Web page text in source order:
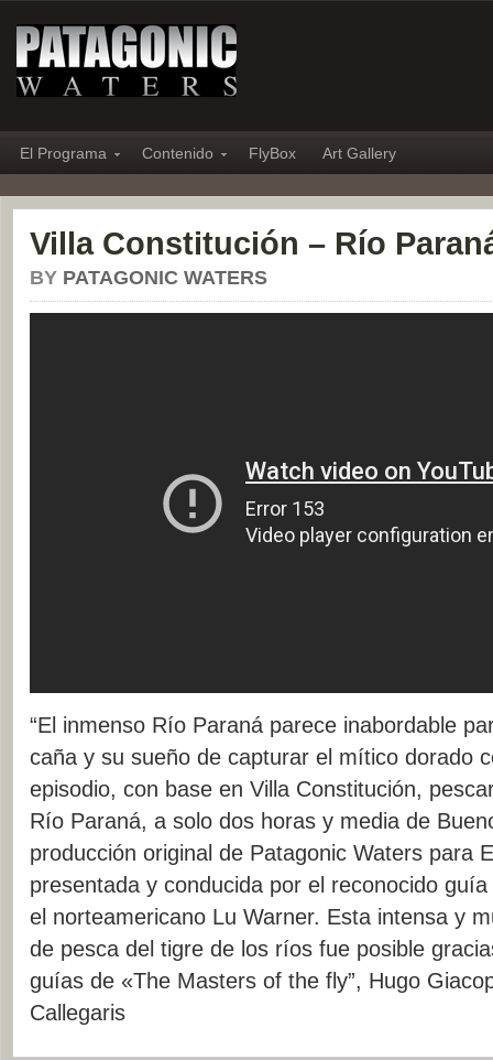
El Programa Contenido FlyBox Art Gallery
Villa Constitución – Río
BY PATAGONIC WATERS
“El inmenso Río Paraná parece inabordable
caña y su sueño de capturar el mítico dorado
episodio, con base en Villa Constitución,
Río Paraná, a solo dos horas y media de
producción original de Patagonic Waters para
presentada y conducida por el reconocido
el norteamericano Lu Warner. Esta intensa y
de pesca del tigre de los ríos fue posible
guías de «The Masters of the fly”, Hugo
Callegaris